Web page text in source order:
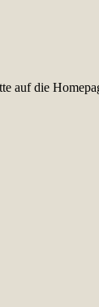
auf die